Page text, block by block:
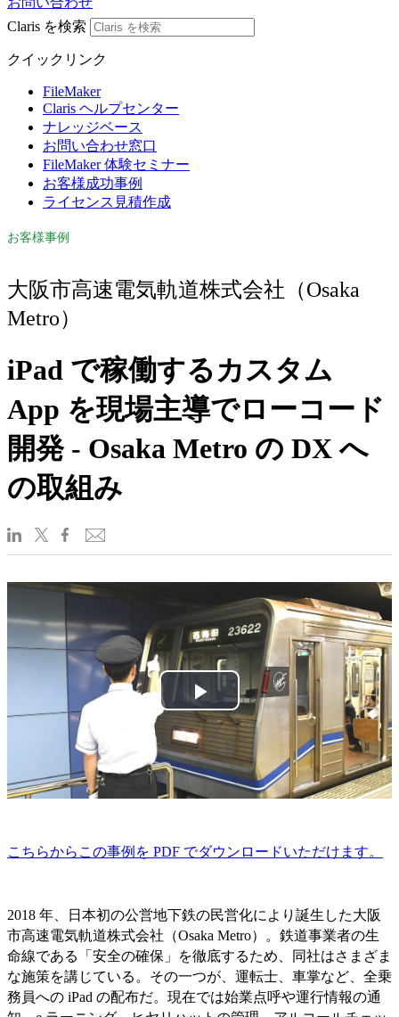
Claris を検索
クイックリンク
FileMaker
Claris ヘルプセンター
ナレッジベース
お問い合わせ窓口
FileMaker 体験セミナー
お客様成功事例
ライセンス見積作成
お客様事例
大阪市高速電気軌道株式会社（Osaka
Metro）
iPad で稼働するカスタム
App を現場主導でローコード
開発 - Osaka Metro の DX へ
の取組み
Play
Video
こちらからこの事例を PDF でダウンロードいただけます。
2018 年、日本初の公営地下鉄の民営化により誕生した大阪
市高速電気軌道株式会社（Osaka Metro）。鉄道事業者の生
命線である「安全の確保」を徹底するため、同社はさまざま
な施策を講じている。その一つが、運転士、車掌など、全乗
務員への iPad の配布だ。現在では始業点呼や運行情報の通